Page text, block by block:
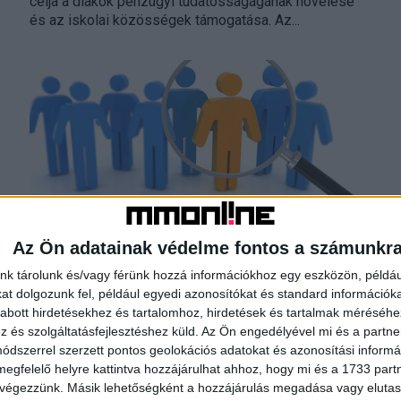
Az Ön adatainak védelme fontos a
tárolunk és/vagy férünk hozzá információkhoz egy eszközön,
dolgozunk fel, például egyedi azonosítókat és standard
hirdetésekhez és tartalomhoz, hirdetések és tartalmak
és szolgáltatásfejlesztéshez küld. Az Ön engedélyével mi és a
szerzett pontos geolokációs adatokat és azonosítási
helyre kattintva hozzájárulhat ahhoz, hogy mi és a 1733
Másik lehetőségként a hozzájárulás megadása vagy
és az iskolai közösségek támogatása. Az...
Sok KKV-nak komoly gondot okoz a
kulcsemberek kiesése
Kutatás 2021. július 28.
A hazai cégek elsöprő többségét adó mikro- és
kisvállalkozások tevékenységét komolyan
veszélyezteti, ha egy vagy több kulcsemberük kiesik
a munkából. Az OTP Bank és...